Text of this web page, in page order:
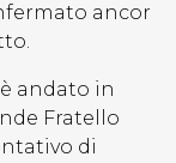
ancor
andato in
Fratello
di